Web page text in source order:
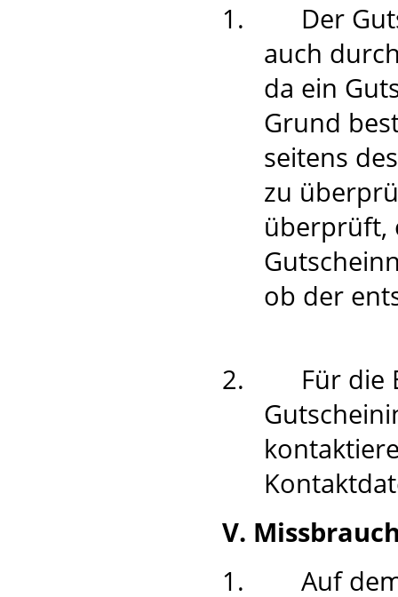
1.
Der
auch
da ein
Grund
seitens
zu
überprüft,
ob der
2.
Für die
V.
1.
Auf